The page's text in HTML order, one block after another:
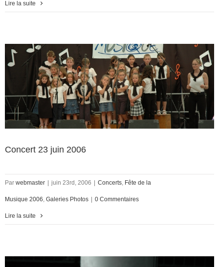
Lire la suite
Concert 23 juin 2006
Par webmaster juin 23rd, 2006 Concerts, Fête de la
Musique 2006, Galeries Photos 0 Commentaires
Lire la suite